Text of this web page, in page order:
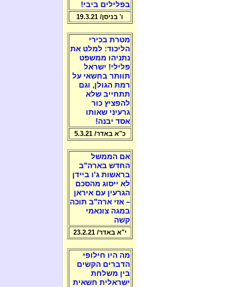
בפלילים ביבי!
ו' בניסן/ 19.3.21
מטרת בכירי
הליכוד: למלט את
נתניהו ממשפט
פלילי! ישראל
תוותר בחשאי על
רמת הגולן, וגם
תתחייב שלא
להפציץ כור
גרעיני שאותו
אסד יבנה!
כ"א באדר/ 5.3.21
אם הממשל
החדש בארה"ב
בראשות ג'ו ביידן
לא ייסוג מהסכם
הגרעין עם איראן
– אזי ארה"ב תוכה
במגה צונאמי
קשה
י"א באדר/ 23.2.21
מה היו חילופי
הדברים הקשים
בין משלחת
ישראלית חשאית